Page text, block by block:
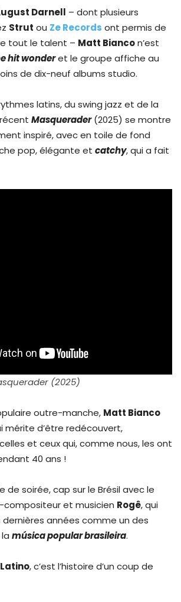
Darnell – dont plusieurs
Strut ou Ze Records ont permis de
tout le talent – Matt Biancon’est
hit wonderet le groupe affiche au
de dix-neuf albums studio.
latins, du swing jazz et de la
Masquerader(2025) se montre
inspiré, avec en toile de fond
pop, élégante et catchy, qui a fait
(2025)
outre-manche, Matt Bianco
mérite d’être redécouvert,
et ceux qui, comme nous, les ont
40 ans !
de soirée, cap sur le Brésil avec le
et musicien Rogê, qui
dernières années comme un des
música popular brasileira.
, c’est l’histoire d’un coup de